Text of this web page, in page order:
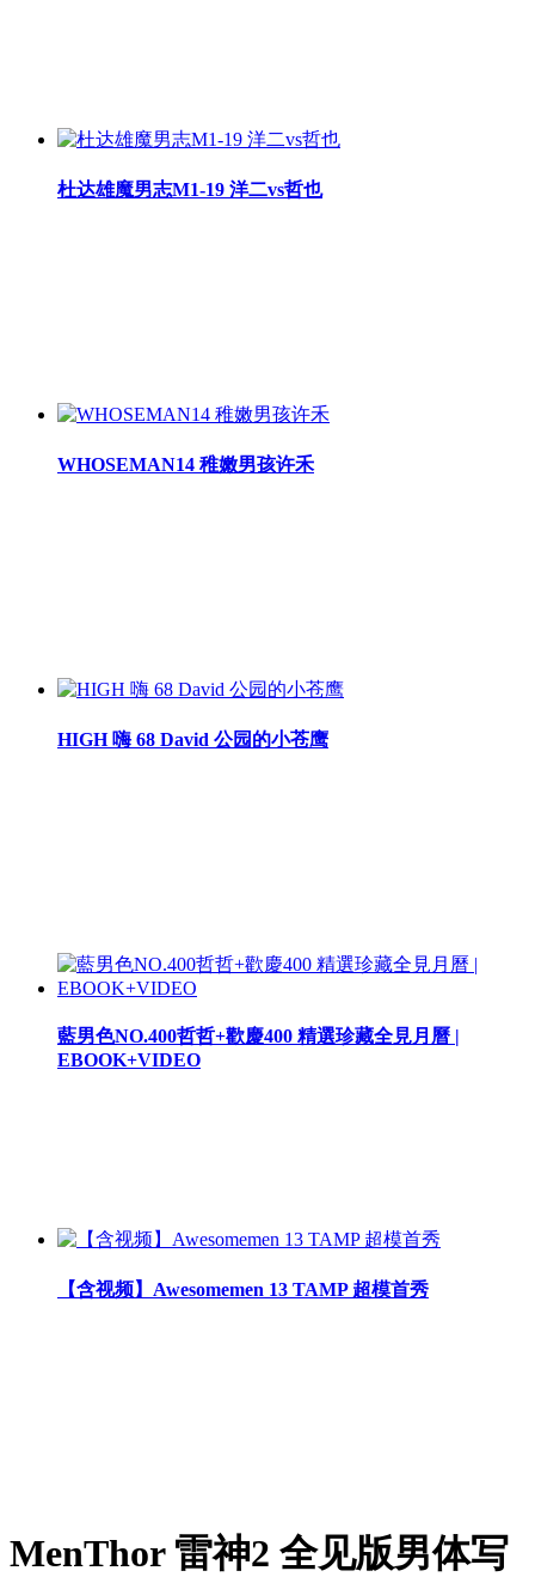
杜达雄魔男志M1-19 洋二vs哲也
WHOSEMAN14 稚嫩男孩许禾
HIGH 嗨 68 David 公园的小苍鹰
藍男色NO.400哲哲+歡慶400 精選珍藏全見月曆 |
EBOOK+VIDEO
【含视频】Awesomemen 13 TAMP 超模首秀
MenThor 雷神2 全见版男体写